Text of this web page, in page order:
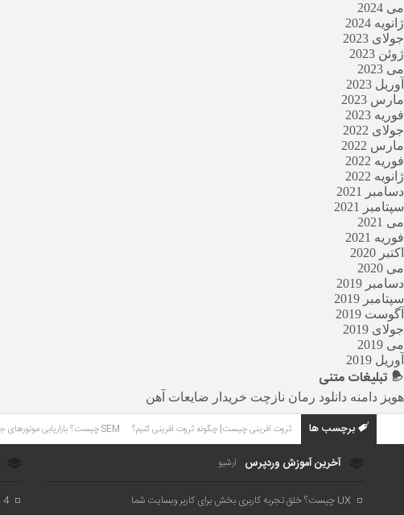
می 2024
ژانویه 2024
جولای 2023
ژوئن 2023
می 2023
آوریل 2023
مارس 2023
فوریه 2023
جولای 2022
مارس 2022
فوریه 2022
ژانویه 2022
دسامبر 2021
سپتامبر 2021
می 2021
فوریه 2021
اکتبر 2020
می 2020
دسامبر 2019
سپتامبر 2019
آگوست 2019
جولای 2019
می 2019
آوریل 2019
تبلیغاتمتنی
هویز دامنه دانلود رمان نازچت خریدار ضایعات آهن
برچسب ها ثروت آفرینی چیست| چگونه ثروت آفرینی کنیم؟ SEM چیست؟ بازاریابی موتورهای جستجو چیست؟
آخرین آموزش وردپرس آرشیو
UX چیست؟ خلق تجربه کاربری بخش برای کاربر وبسایت شما 4 روش برای تبدیل ترافیک ارگانیک به لید و افزایش فروش